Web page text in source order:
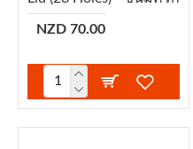
NZD 70.00